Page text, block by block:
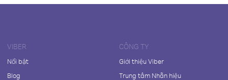
VIBER
Nổi bật
Blog
CÔNG TY
Giới thiệu Viber
Trung tâm Nhãn hiệu